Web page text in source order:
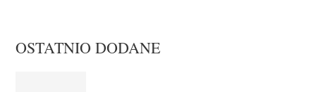
OSTATNIO DODANE